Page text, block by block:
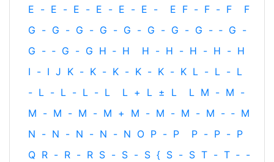
E - E - E - E - E - E - E F - F - F
F
G - G - G - G - G - G - G - G - ‐ G -
G - ‐ G - G H ‐ H H - H - H - H - H
I - I J K - K - K - K - K - K L - L - L
- L - L - L - L L + L ± L L M - M -
M - M - M - M + M - M - M - M - ‐ M
N - N - N - N - N O P - P P - P - P
Q R - R - R S - S - S { S - S T - T ‐ -